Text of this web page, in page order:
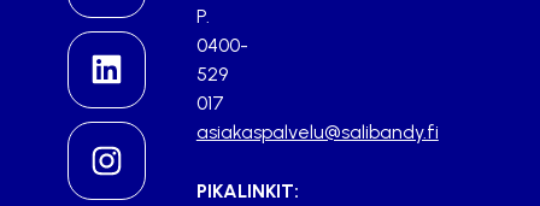
P.
0400-
529
017
asiakaspalvelu@salibandy.fi
PIKALINKIT: